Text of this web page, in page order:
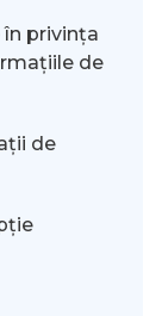
privinţa
de
de